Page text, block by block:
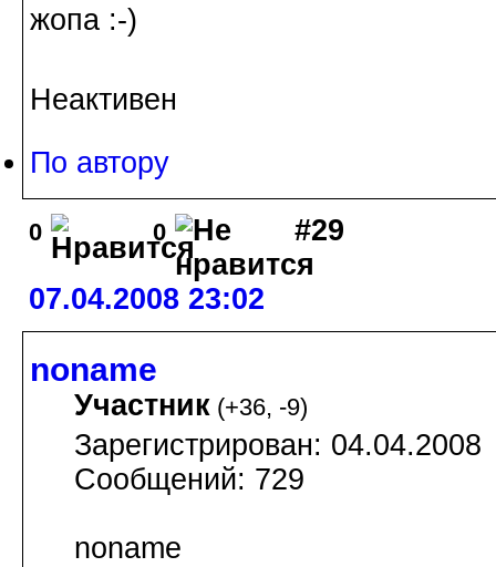
жопа :-)
Неактивен
По автору
0 0 #29
07.04.2008 23:02
noname
Участник (+36, -9)
Зарегистрирован: 04.04.2008
Сообщений: 729
noname